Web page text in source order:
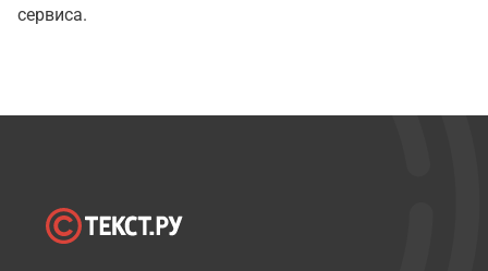
сервиса.